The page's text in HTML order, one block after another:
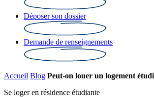
Déposer son dossier
Demande de renseignements
Accueil Blog Peut-on louer un logement
Se loger en résidence étudiante